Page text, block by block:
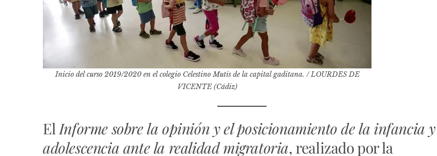
Inicio del curso 2019/2020 en el colegio Celestino Mutis de la capital gaditana. / LOURDES DE
VICENTE (Cádiz)
ElInforme sobre la opinión y el posicionamiento de la infancia y
adolescencia ante la realidad migratoria, realizado por la